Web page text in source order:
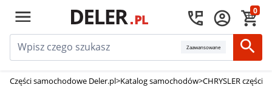
0
Zaawansowane
Części samochodowe Deler.pl>Katalog samochodów>CHRYSLER części